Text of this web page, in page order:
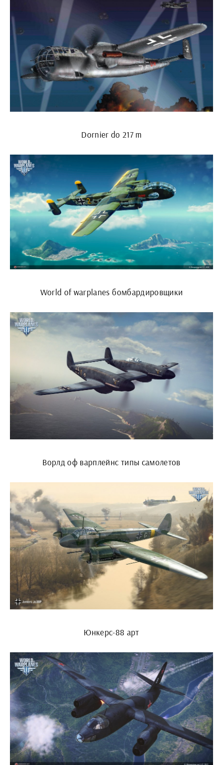
Dornier do 217 m
World of warplanes бомбардировщики
Ворлд оф варплейнс типы самолетов
Юнкерс-88 арт